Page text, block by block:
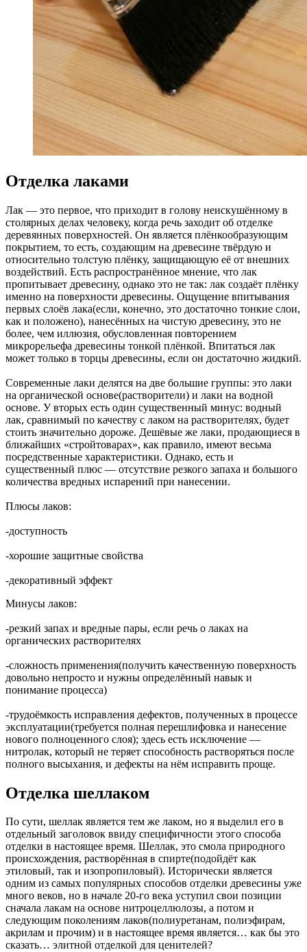
Отделка лаками
Лак — это первое, что приходит в голову неискушённому в
столярных делах человеку, когда речь заходит об отделке
деревянных поверхностей. Он является плёнкообразующим
покрытием, то есть, создающим на древесине твёрдую и
относительно толстую плёнку, защищающую её от внешних
воздействий. Есть распространённое мнение, что лак
пропитывает древесину, однако это не так: лак создаёт плёнку
именно на поверхности древесины. Ощущение впитывания
первых слоёв лака(если, конечно, это достаточно тонкие слои,
как и положено), нанесённых на чистую древесину, это не
более, чем иллюзия, обусловленная повторением
микрорельефа древесины тонкой плёнкой. Впитаться лак
может только в торцы древесины, если он достаточно жидкий.
Современные лаки делятся на две большие группы: это лаки
на органической основе(растворители) и лаки на водной
основе. У вторых есть один существенный минус: водный
лак, сравнимый по качеству с лаком на растворителях, будет
стоить значительно дороже. Дешёвые же лаки, продающиеся в
ближайших «стройтоварах», как правило, имеют весьма
посредственные характеристики. Однако, есть и
существенный плюс — отсутствие резкого запаха и большого
количества вредных испарений при нанесении.
Плюсы лаков:
-доступность
-хорошие защитные свойства
-декоративный эффект
Минусы лаков:
-резкий запах и вредные пары, если речь о лаках на
органических растворителях
-сложность применения(получить качественную поверхность
довольно непросто и нужны определённый навык и
понимание процесса)
-трудоёмкость исправления дефектов, полученных в процессе
эксплуатации(требуется полная перешлифовка и нанесение
нового полноценного слоя); здесь есть исключение —
нитролак, который не теряет способность растворяться после
полного высыхания, и дефекты на нём исправить проще.
Отделка шеллаком
По сути, шеллак является тем же лаком, но я выделил его в
отдельный заголовок ввиду специфичности этого способа
отделки в настоящее время. Шеллак, это смола природного
происхождения, растворённая в спирте(подойдёт как
этиловый, так и изопропиловый). Исторически является
одним из самых популярных способов отделки древесины уже
много веков, но в начале 20-го века уступил свои позиции
сначала лакам на основе нитроцеллюлозы, а потом и
следующим поколениям лаков(полиуретанам, полиэфирам,
акрилам и прочим) и в настоящее время является… как бы это
сказать… элитной отделкой для ценителей?